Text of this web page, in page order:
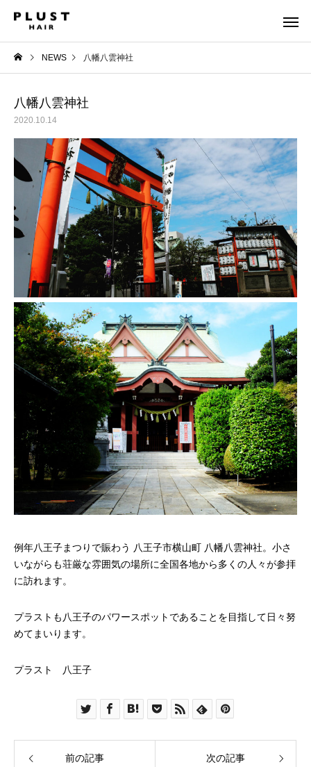
NEWS 八幡八雲神社
八幡八雲神社
2020.10.14
例年八王子まつりで賑わう 八王子市横山町 八幡八雲神社。小さ
いながらも荘厳な雰囲気の場所に全国各地から多くの人々が参拝
に訪れます。
プラストも八王子のパワースポットであることを目指して日々努
めてまいります。
プラスト 八王子
前の記事 次の記事